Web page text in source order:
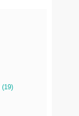
(19)